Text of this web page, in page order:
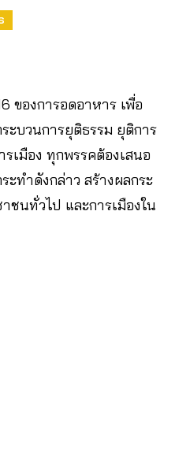
ของการอดอาหาร เพื่อ
ะบวนการยุติธรรม ยุติการ
เมือง ทุกพรรคต้องเสนอ
ระทำดังกล่าว สร้างผลกระ
ชนทั่วไป และการเมืองใน